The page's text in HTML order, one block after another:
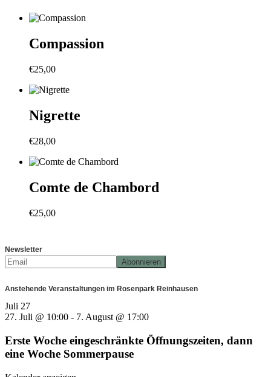
Compassion
€25,00
Nigrette
€28,00
Comte de Chambord
€25,00
Newsletter
Anstehende Veranstaltungen im Rosenpark Reinhausen
Juli 27
27. Juli @ 10:00 - 7. August @ 17:00
Erste Woche eingeschränkte Öffnungszeiten, dann
eine Woche Sommerpause